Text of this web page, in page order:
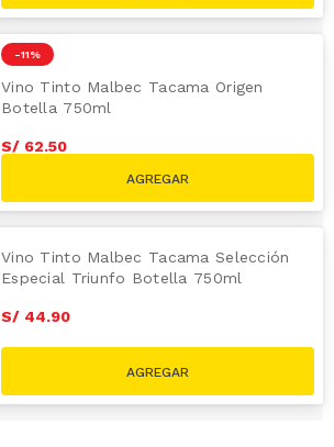
-11 %
Vino Tinto Malbec Tacama Origen
Botella 750ml
S/ 62.50
Vino Tinto Malbec Tacama Selección
Especial Triunfo Botella 750ml
S/ 44.90